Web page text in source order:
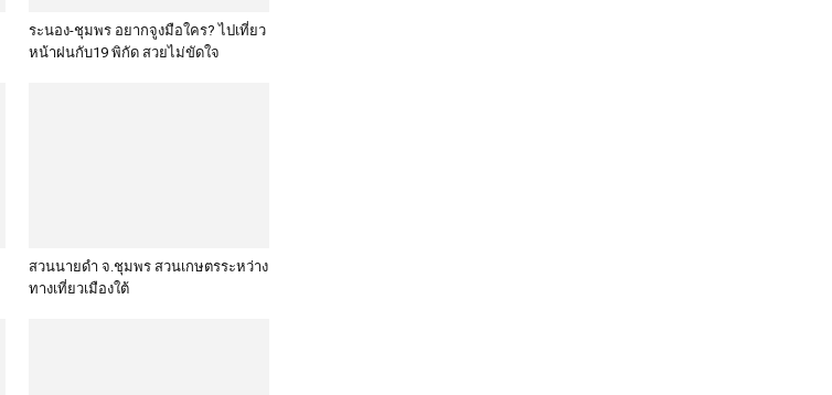
ระนอง-ชุมพร อยากจูงมือใคร? ไปเที่ยว
หน้าฝนกับ19 พิกัด สวยไม่ขัดใจ
สวนนายดำ จ.ชุมพร สวนเกษตรระหว่าง
ทางเที่ยวเมืองใต้